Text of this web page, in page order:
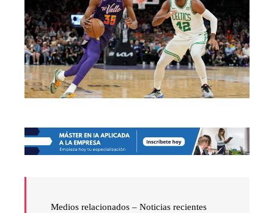
Medios relacionados – Noticias recientes